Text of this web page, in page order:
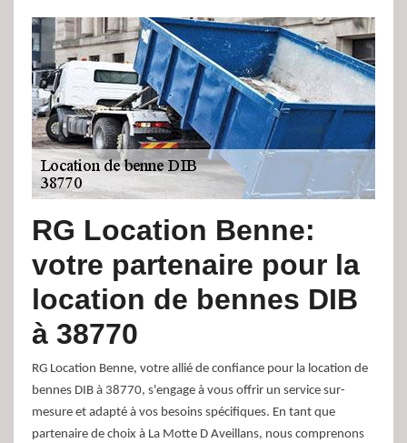
RG Location Benne:
votre partenaire pour la
location de bennes DIB
à 38770
RG Location Benne, votre allié de confiance pour la location de
bennes DIB à 38770, s'engage à vous offrir un service sur-
mesure et adapté à vos besoins spécifiques. En tant que
partenaire de choix à La Motte D Aveillans, nous comprenons